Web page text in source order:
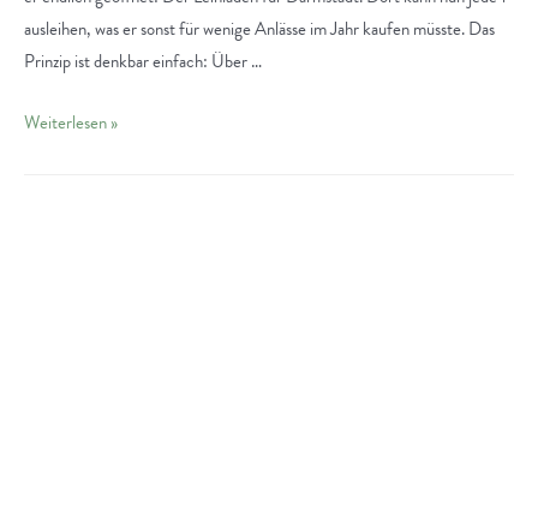
ausleihen, was er sonst für wenige Anlässe im Jahr kaufen müsste. Das
Prinzip ist denkbar einfach: Über …
Heinerleih
Weiterlesen »